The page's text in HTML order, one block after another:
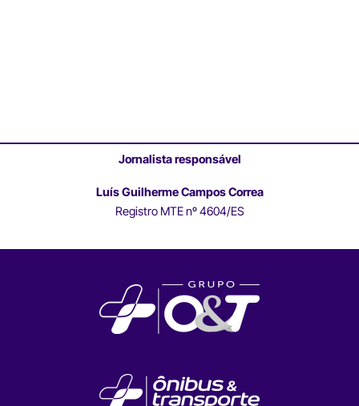
Jornalista responsável
Luís Guilherme Campos Correa
Registro MTE nº 4604/ES